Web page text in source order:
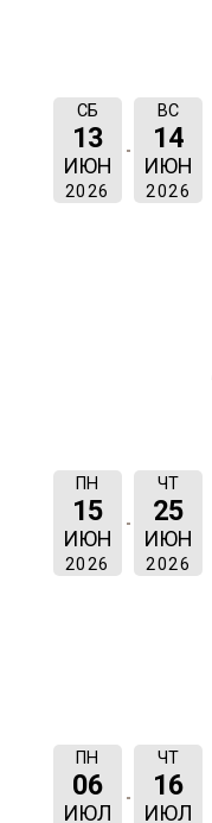
СБ
13
ИЮН
2026
ВС
14
ИЮН
2026
ПН
15
ИЮН
2026
ЧТ
25
ИЮН
2026
ПН
06
ИЮЛ
ЧТ
16
ИЮЛ